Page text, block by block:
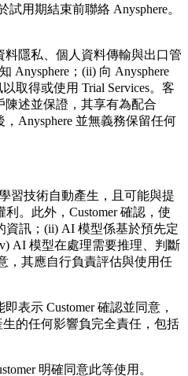
用期結束前聯絡 Anysphere。
料隱私、個人資料傳輸與出口管
Anysphere；(ii) 向 Anysphere
取得或使用 Trial Services。客
陳述並保證，其享有為配合
，Anysphere 並無義務保留任何
習技術自動產生，且可能與提
。此外，Customer 確認，使
資訊；(ii) AI 模型係基於預先定
AI 模型在處理需要推理、判斷
，其應自行負責評估與使用任
表示 Customer 確認並同意，
的任何影響負完全責任，包括
明確同意此等使用。